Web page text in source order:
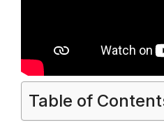
Table of